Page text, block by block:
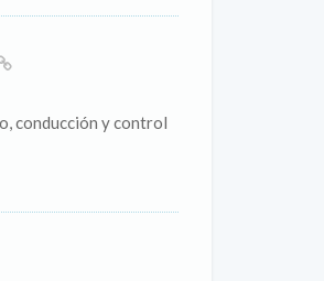
conducción y control